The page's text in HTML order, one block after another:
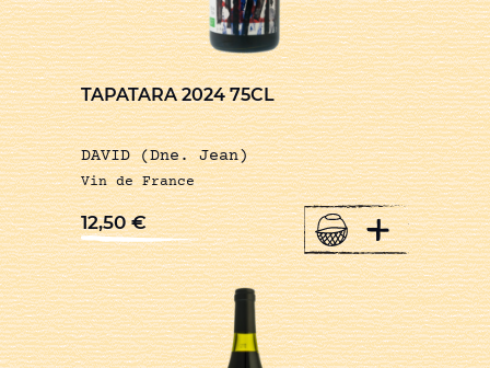
TAPATARA 2024 75CL
DAVID (Dne. Jean)
Vin de France
12,50€ +